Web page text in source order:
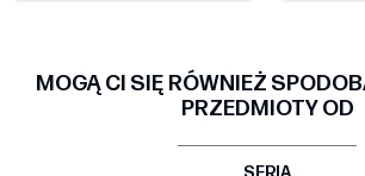
MOGĄ CI SIĘ RÓWNIEŻ
PRZEDMIOTY OD